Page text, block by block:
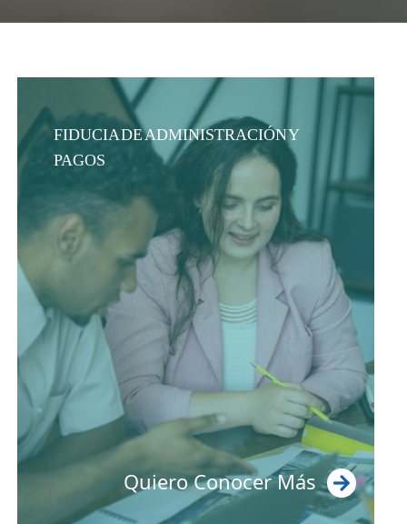
FIDUCIA DE ADMINISTRACIÓN Y
PAGOS